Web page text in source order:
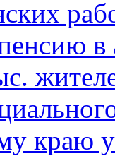
в
краю